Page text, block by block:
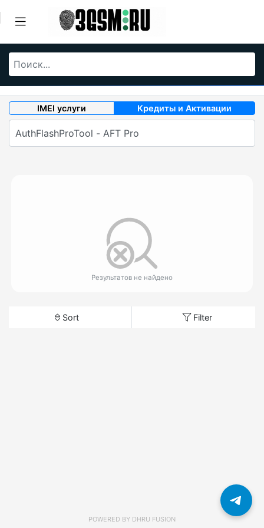
IMEI услуги Кредиты и Активации
Результатов не найдено
Sort Filter
POWERED BY DHRU FUSION